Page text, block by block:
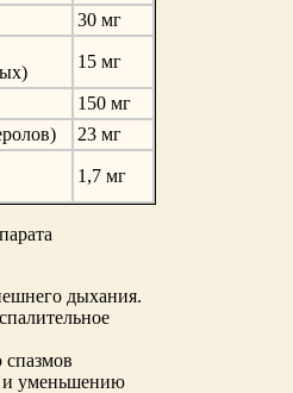
30 мг
15 мг
150 мг
23 мг
1,7 мг
дыхания.
и уменьшению